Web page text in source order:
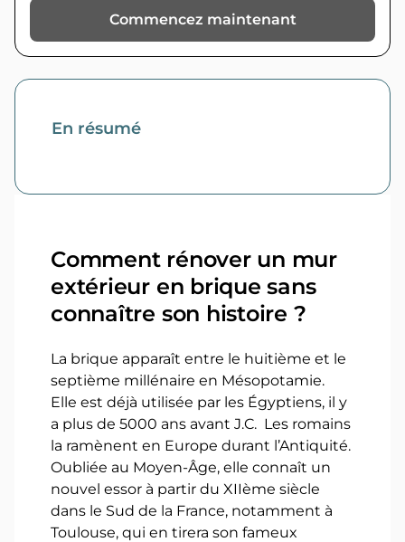
Commencez maintenant
En résumé
Comment rénover un mur
extérieur en brique sans
connaître son histoire ?
La brique apparaît entre le huitième et le
septième millénaire en Mésopotamie.
Elle est déjà utilisée par les Égyptiens, il y
a plus de 5000 ans avant J.C. Les romains
la ramènent en Europe durant l’Antiquité.
Oubliée au Moyen-Âge, elle connaît un
nouvel essor à partir du XIIème siècle
dans le Sud de la France, notamment à
Toulouse, qui en tirera son fameux